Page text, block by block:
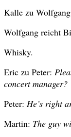
Kalle zu
Wolfgang reicht
Whisky.
Eric zu Peter:
concert manager?
Peter: He’s right
Martin: The guy